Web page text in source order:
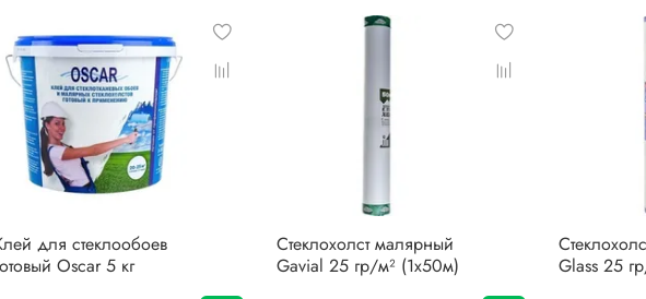
для стеклообоев
Oscar 5 кг
Стеклохолст малярный
Gavial 25 гр/м² (1х50м)
Glass 25